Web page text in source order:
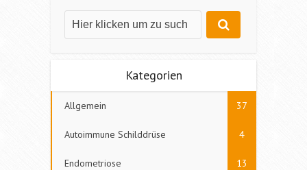
Kategorien
Allgemein 37
Autoimmune Schilddrüse 4
Endometriose 13